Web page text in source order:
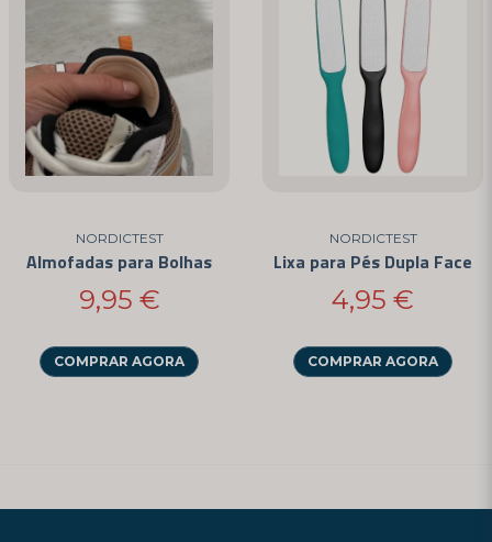
NORDICTEST
Almofadas para Bolhas
9,95 €
COMPRAR AGORA
NORDICTEST
Lixa para Pés Dupla Face
4,95 €
COMPRAR AGORA